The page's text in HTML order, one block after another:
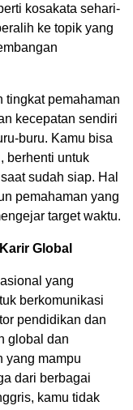
kosakata sehari-
ke topik yang
tingkat pemahaman
kecepatan sendiri
buru. Kamu bisa
berhenti untuk
sudah siap. Hal
pemahaman yang
target waktu.
Global
yang
berkomunikasi
pendidikan dan
global dan
yang mampu
dari berbagai
kamu tidak